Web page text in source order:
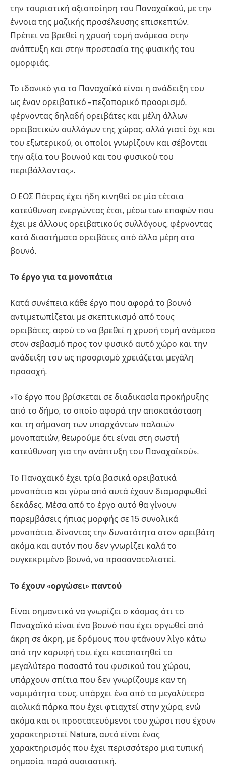
την τουριστική αξιοποίηση του Παναχαϊκού, με την
έννοια της μαζικής προσέλευσης επισκεπτών.
Πρέπει να βρεθεί η χρυσή τομή ανάμεσα στην
ανάπτυξη και στην προστασία της φυσικής του
ομορφιάς.
Το ιδανικό για το Παναχαϊκό είναι η ανάδειξη του
ως έναν ορειβατικό – πεζοπορικό προορισμό,
φέρνοντας δηλαδή ορειβάτες και μέλη άλλων
ορειβατικών συλλόγων της χώρας, αλλά γιατί όχι και
του εξωτερικού, οι οποίοι γνωρίζουν και σέβονται
την αξία του βουνού και του φυσικού του
περιβάλλοντος».
Ο ΕΟΣ Πάτρας έχει ήδη κινηθεί σε μία τέτοια
κατεύθυνση ενεργώντας έτσι, μέσω των επαφών που
έχει με άλλους ορειβατικούς συλλόγους, φέρνοντας
κατά διαστήματα ορειβάτες από άλλα μέρη στο
βουνό.
Το έργο για τα μονοπάτια
Κατά συνέπεια κάθε έργο που αφορά το βουνό
αντιμετωπίζεται με σκεπτικισμό από τους
ορειβάτες, αφού το να βρεθεί η χρυσή τομή ανάμεσα
στον σεβασμό προς τον φυσικό αυτό χώρο και την
ανάδειξη του ως προορισμό χρειάζεται μεγάλη
προσοχή.
«Το έργο που βρίσκεται σε διαδικασία προκήρυξης
από το δήμο, το οποίο αφορά την αποκατάσταση
και τη σήμανση των υπαρχόντων παλαιών
μονοπατιών, θεωρούμε ότι είναι στη σωστή
κατεύθυνση για την ανάπτυξη του Παναχαϊκού».
Το Παναχαϊκό έχει τρία βασικά ορειβατικά
μονοπάτια και γύρω από αυτά έχουν διαμορφωθεί
δεκάδες. Μέσα από το έργο αυτό θα γίνουν
παρεμβάσεις ήπιας μορφής σε 15 συνολικά
μονοπάτια, δίνοντας την δυνατότητα στον ορειβάτη
ακόμα και αυτόν που δεν γνωρίζει καλά το
συγκεκριμένο βουνό, να προσανατολιστεί.
Το έχουν «οργώσει» παντού
Είναι σημαντικό να γνωρίζει ο κόσμος ότι το
Παναχαϊκό είναι ένα βουνό που έχει οργωθεί από
άκρη σε άκρη, με δρόμους που φτάνουν λίγο κάτω
από την κορυφή του, έχει καταπατηθεί το
μεγαλύτερο ποσοστό του φυσικού του χώρου,
υπάρχουν σπίτια που δεν γνωρίζουμε καν τη
νομιμότητα τους, υπάρχει ένα από τα μεγαλύτερα
αιολικά πάρκα που έχει φτιαχτεί στην χώρα, ενώ
ακόμα και οι προστατευόμενοι του χώροι που έχουν
χαρακτηριστεί Natura, αυτό είναι ένας
χαρακτηρισμός που έχει περισσότερο μια τυπική
σημασία, παρά ουσιαστική.